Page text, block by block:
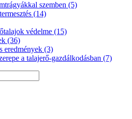
szemben (5)
(14)
védelme (15)
(36)
eredmények (3)
a talajerő-gazdálkodásban (7)